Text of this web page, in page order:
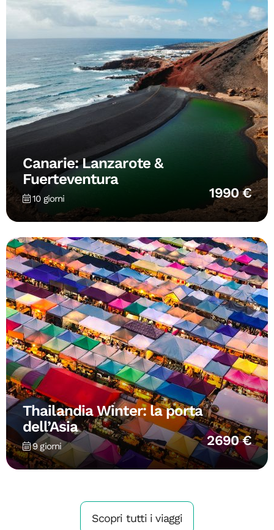
Canarie: Lanzarote &
Fuerteventura
10 giorni 1990 €
Thailandia Winter: la porta
dell’Asia
9 giorni 2690 €
Scopri tutti i viaggi